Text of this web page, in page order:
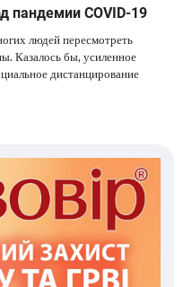
пандемии COVID-19
людей пересмотреть
Казалось бы, усиленное
дистанцирование